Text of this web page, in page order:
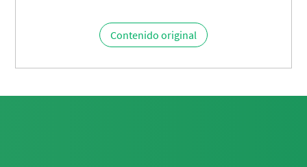
Contenido original